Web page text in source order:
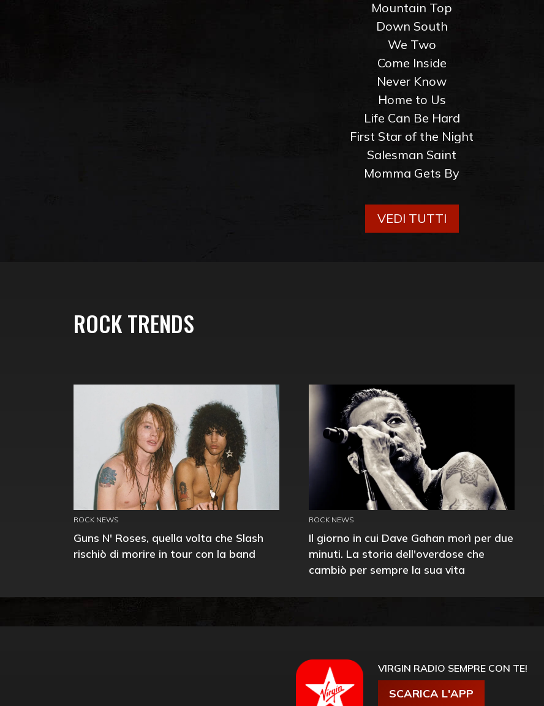
Mountain Top
Down South
We Two
Come Inside
Never Know
Home to Us
Life Can Be Hard
First Star of the Night
Salesman Saint
Momma Gets By
VEDI TUTTI
ROCK TRENDS
ROCK NEWS
Guns N' Roses, quella volta che Slash
rischiò di morire in tour con la band
ROCK NEWS
Il giorno in cui Dave Gahan morì per due
minuti. La storia dell'overdose che
cambiò per sempre la sua vita
VIRGIN RADIO SEMPRE CON TE!
SCARICA L'APP